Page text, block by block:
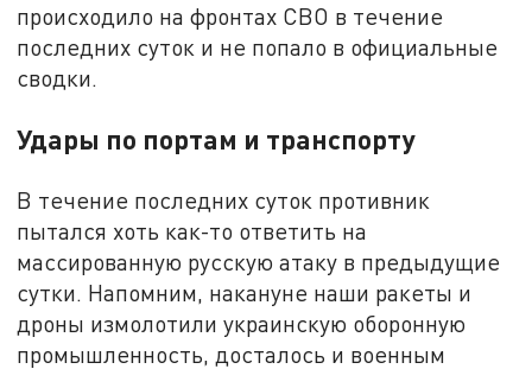
происходило на фронтах СВО в течение
последних суток и не попало в официальные
сводки.
Удары по портам и транспорту
В течение последних суток противник
пытался хоть как-то ответить на
массированную русскую атаку в предыдущие
сутки. Напомним, накануне наши ракеты и
дроны измолотили украинскую оборонную
промышленность, досталось и военным